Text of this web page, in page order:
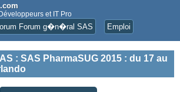
et IT Pro
Forum g�n�ral SAS Emploi
: SAS PharmaSUG 2015 : du 17 au